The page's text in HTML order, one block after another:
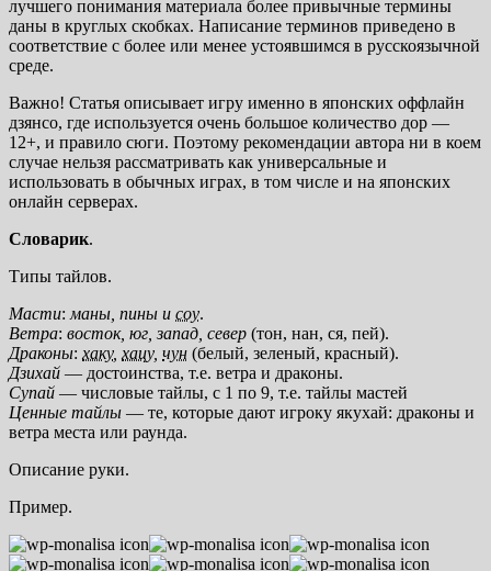
лучшего понимания материала более привычные термины
даны в круглых скобках. Написание терминов приведено в
соответствие с более или менее устоявшимся в русскоязычной
среде.
Важно! Статья описывает игру именно в японских оффлайн
дзянсо, где используется очень большое количество дор —
12+, и правило сюги. Поэтому рекомендации автора ни в коем
случае нельзя рассматривать как универсальные и
использовать в обычных играх, в том числе и на японских
онлайн серверах.
Словарик.
Типы тайлов.
Масти: маны, пины и соу.
Ветра: восток, юг, запад, север (тон, нан, ся, пей).
Драконы: хаку, хацу, чун (белый, зеленый, красный).
Дзихай — достоинства, т.е. ветра и драконы.
Супай — числовые тайлы, с 1 по 9, т.е. тайлы мастей
Ценные тайлы — те, которые дают игроку якухай: драконы и
ветра места или раунда.
Описание руки.
Пример.